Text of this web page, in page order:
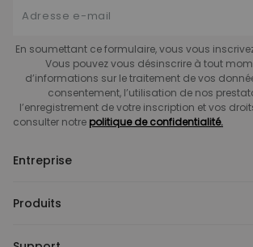
En soumettant ce formulaire, vous vous
Vous pouvez vous désinscrire à tout
d’informations sur le traitement de vos
consentement, l’utilisation de nos
l’enregistrement de votre inscription et vos
consulter notre politique de confidentialité.
Entreprise
Produits